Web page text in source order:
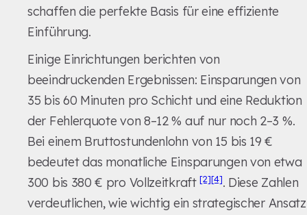
schaffen die perfekte Basis für eine effiziente
Einführung.
Einige Einrichtungen berichten von
beeindruckenden Ergebnissen: Einsparungen von
35 bis 60 Minuten pro Schicht und eine Reduktion
der Fehlerquote von 8–12 % auf nur noch 2–3 %.
Bei einem Bruttostundenlohn von 15 bis 19 €
bedeutet das monatliche Einsparungen von etwa
300 bis 380 € pro Vollzeitkraft[2][4]. Diese Zahlen
verdeutlichen, wie wichtig ein strategischer Ansatz